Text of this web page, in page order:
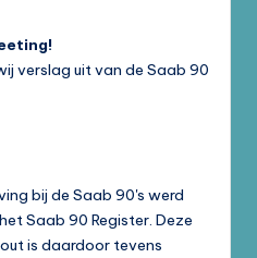
verslag uit van de Saab 90
bij de Saab 90's werd
Saab 90 Register. Deze
is daardoor tevens